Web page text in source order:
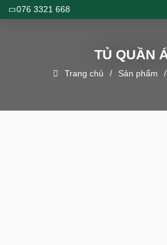
076 3321 668
TỦ QUẦN
Trang chủ Sản phẩm